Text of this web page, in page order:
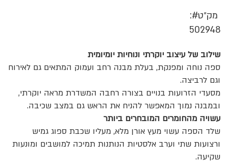
מק״ט
502948
שילוב של עיצוב יוקרתי ונוחיות יומיומית
ספה נוחה ומפנקת, בעלת מבנה רחב ועמוק המתאים גם לאירוח
וגם לרביצה.
מסעדי הזרועות בנויים בצורה רחבה המשדרת מראה יוקרתי,
ובמבנה נמוך המאפשר להניח את הראש גם במצב שכיבה.
עשויה מהחומרים המובחרים ביותר
שלד הספה עשוי מעץ אורן מלא, מעליו שכבת ספוג גמיש
ורצועות שתי וערב אלסטיות הנותנות תמיכה למושבים ומונעות
שקיעה.